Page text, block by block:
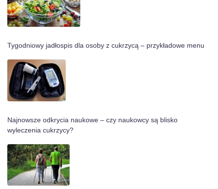
Tygodniowy jadłospis dla osoby z cukrzycą – przykładowe menu
Najnowsze odkrycia naukowe – czy naukowcy są blisko
wyleczenia cukrzycy?